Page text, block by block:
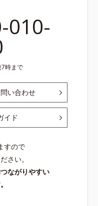
010-
時まで
い合わせ
イド
すので
さい。
ながりやすい